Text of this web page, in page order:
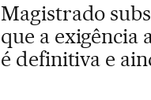
Magistrado
que a exigência
é definitiva e